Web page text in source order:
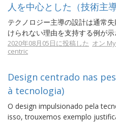
人を中心とした（技術主
テクノロジー主導の設計は通常
けられない理由を支持する例が示
2020年08月05日に投稿した オン
centric
Design centrado nas
à tecnologia)
O design impulsionado pela
isso, trouxemos exemplo